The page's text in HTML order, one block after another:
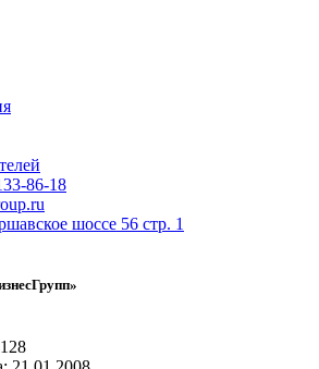
86-18
шоссе 56 стр. 1